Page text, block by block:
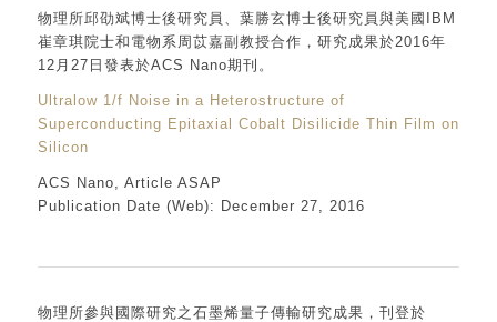
物理所邱劭斌博士後研究員、葉勝玄博士後研究員與美國IBM
崔章琪院士和電物系周苡嘉副教授合作，研究成果於2016年
12月27日發表於ACS Nano期刊。
Ultralow 1/f Noise in a Heterostructure of
Superconducting Epitaxial Cobalt Disilicide Thin Film on
Silicon
ACS Nano, Article ASAP
Publication Date (Web): December 27, 2016
物理所參與國際研究之石墨烯量子傳輸研究成果，刊登於